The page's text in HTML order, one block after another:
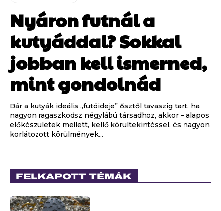
Nyáron futnál a
kutyáddal? Sokkal
jobban kell ismerned,
mint gondolnád
Bár a kutyák ideális „futóideje” ősztől tavaszig tart, ha
nagyon ragaszkodsz négylábú társadhoz, akkor – alapos
előkészületek mellett, kellő körültekintéssel, és nagyon
korlátozott körülmények...
FELKAPOTT TÉMÁK